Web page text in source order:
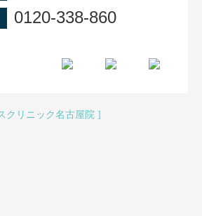
0120-338-860
クリニック名古屋院